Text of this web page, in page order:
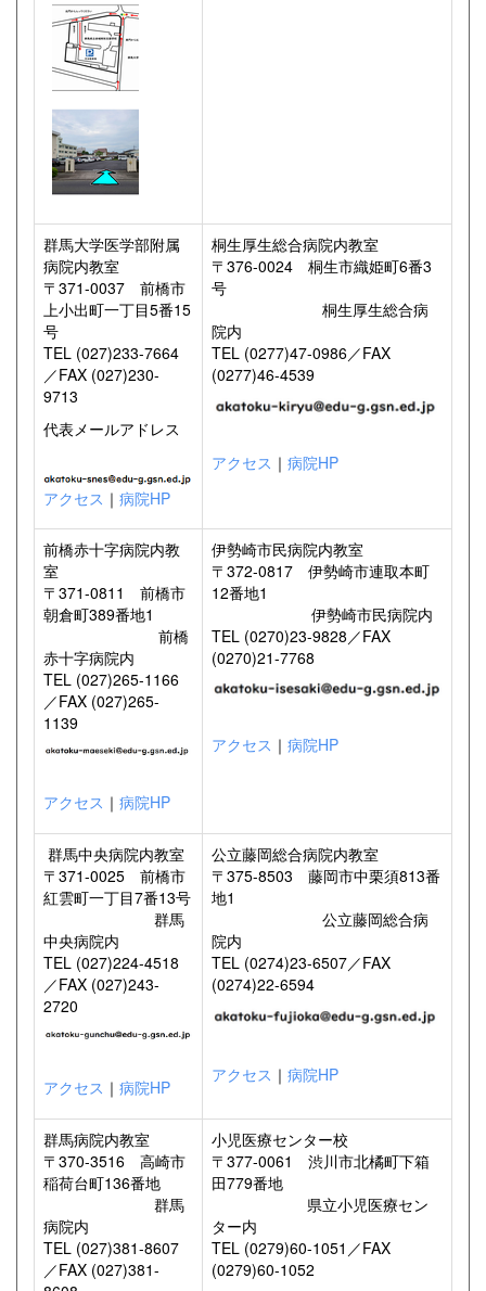
群馬大学医学部附属
病院内教室
〒371-0037 前橋市
上小出町一丁目5番15
号
TEL (027)233-7664
／FAX (027)230-
9713
代表メールアドレス
アクセス ｜ 病院HP
桐生厚生総合病院内教室
〒376-0024 桐生市織姫町6番3
号
桐生厚生総合病
院内
TEL (0277)47-0986／FAX
(0277)46-4539
アクセス ｜ 病院HP
前橋赤十字病院内教
室
〒371-0811 前橋市
朝倉町389番地1
前橋
赤十字病院内
TEL (027)265-1166
／FAX (027)265-
1139
アクセス ｜ 病院HP
伊勢崎市民病院内教室
〒372-0817 伊勢崎市連取本町
12番地1
伊勢崎市民病院内
TEL (0270)23-9828／FAX
(0270)21-7768
アクセス ｜ 病院HP
群馬中央病院内教室
〒371-0025 前橋市
紅雲町一丁目7番13号
群馬
中央病院内
TEL (027)224-4518
／FAX (027)243-
2720
アクセス ｜ 病院HP
公立藤岡総合病院内教室
〒375-8503 藤岡市中栗須813番
地1
公立藤岡総合病
院内
TEL (0274)23-6507／FAX
(0274)22-6594
アクセス ｜ 病院HP
群馬病院内教室
〒370-3516 高崎市
稲荷台町136番地
群馬
病院内
TEL (027)381-8607
／FAX (027)381-
小児医療センター校
〒377-0061 渋川市北橘町下箱
田779番地
県立小児医療セン
ター内
TEL (0279)60-1051／FAX
(0279)60-1052